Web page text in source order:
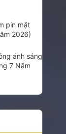
pin mặt
2026)
ánh sáng
7 Năm